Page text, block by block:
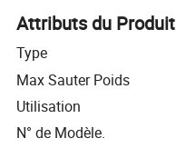
Attributs du Produit
Type
Max Sauter Poids
Utilisation
N° de Modèle.